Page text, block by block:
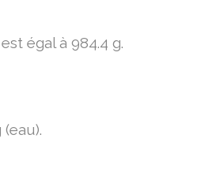
égal à 984.4 g.